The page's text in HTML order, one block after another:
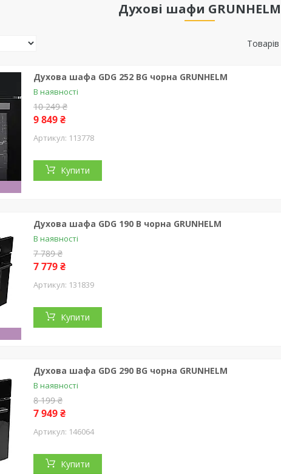
Духові шафи GRUNHELM
Духова шафа GDG 252 BG чорна GRUNHELM
В наявності
10 249 ₴
9 849 ₴
113778
Купити
Духова шафа GDG 190 B чорна GRUNHELM
В наявності
7 789 ₴
7 779 ₴
131839
Купити
Духова шафа GDG 290 BG чорна GRUNHELM
В наявності
8 199 ₴
7 949 ₴
146064
Купити